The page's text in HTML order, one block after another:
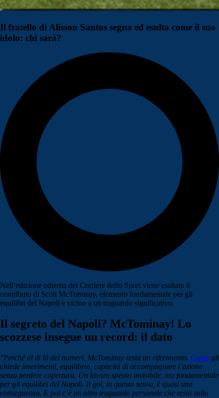
Il fratello di Alisson Santos segna ed esulta come il suo
idolo: chi sarà?
Nell’edizione odierna del Corriere dello Sport viene esaltato il
contributo di Scott McTominay, elemento fondamentale per gli
equilibri del Napoli e vicino a un traguardo significativo.
Il segreto del Napoli? McTominay! Lo
scozzese insegue un record: il dato
"Perché al di là dei numeri, McTominay resta un riferimento. Conte gli
chiede inserimenti, equilibrio, capacità di accompagnare l’azione
senza perdere copertura. Un lavoro spesso invisibile, ma fondamentale
per gli equilibri del Napoli. Il gol, in questo senso, è quasi una
conseguenza. E poi c’è un altro traguardo personale che resta sullo